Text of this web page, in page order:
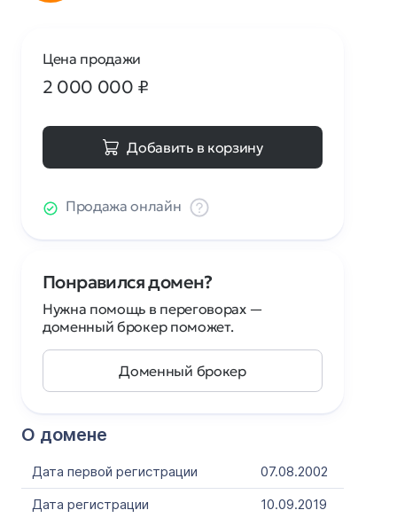
О домене
Дата первой регистрации
07.08.2002
Дата регистрации
10.09.2019
Цена продажи
2 000 000 ₽
Добавить в корзину
Продажа онлайн
Понравился домен?
Нужна помощь в переговорах —
доменный брокер поможет.
Доменный брокер